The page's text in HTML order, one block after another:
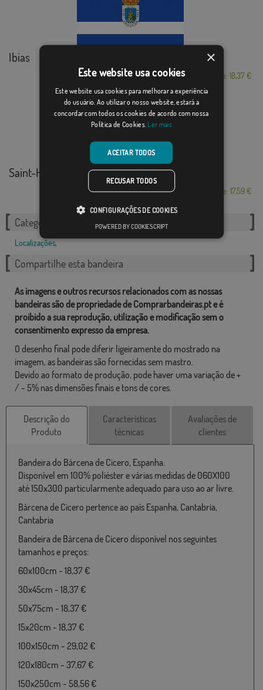
Ibias
Desde: 18,37 €
Saint-Hilaire-les-...
Desde: 17,59 €
Categorias relacionadas:
Localizações,
Compartilhe esta bandeira
As imagens e outros recursos relacionados com as nossas
bandeiras são de propriedade de Comprarbandeiras.pt e é
proibido a sua reprodução, utilização e modificação sem o
consentimento expresso da empresa.
O desenho final pode diferir ligeiramente do mostrado na
imagem, as bandeiras são fornecidas sem mastro.
Devido ao formato de produção, pode haver uma variação de +
/ - 5% nas dimensões finais e tons de cores.
Descrição do
Produto
Características
técnicas
Avaliações de
clientes
Bandeira do Bárcena de Cicero, Espanha.
Disponível em 100% poliéster e várias medidas de 060X100
até 150x300 particularmente adequado para uso ao ar livre.
Bárcena de Cicero pertence ao país Espanha, Cantabria,
Cantabria
Bandeira de Bárcena de Cicero disponível nos seguintes
tamanhos e preços:
60x100cm - 18,37 €
30x45cm - 18,37 €
50x75cm - 18,37 €
15x20cm - 18,37 €
100x150cm - 29,02 €
120x180cm - 37,67 €
150x250cm - 58,56 €
×
Este website usa cookies
Este website usa cookies para melhorar a experiência
do usuário. Ao utilizar o nosso website, estará a
concordar com todos os cookies de acordo com nossa
Política de Cookies. Ler mais
ACEITAR TODOS
RECUSAR TODOS
CONFIGURAÇÕES DE COOKIES
POWERED BY COOKIESCRIPT